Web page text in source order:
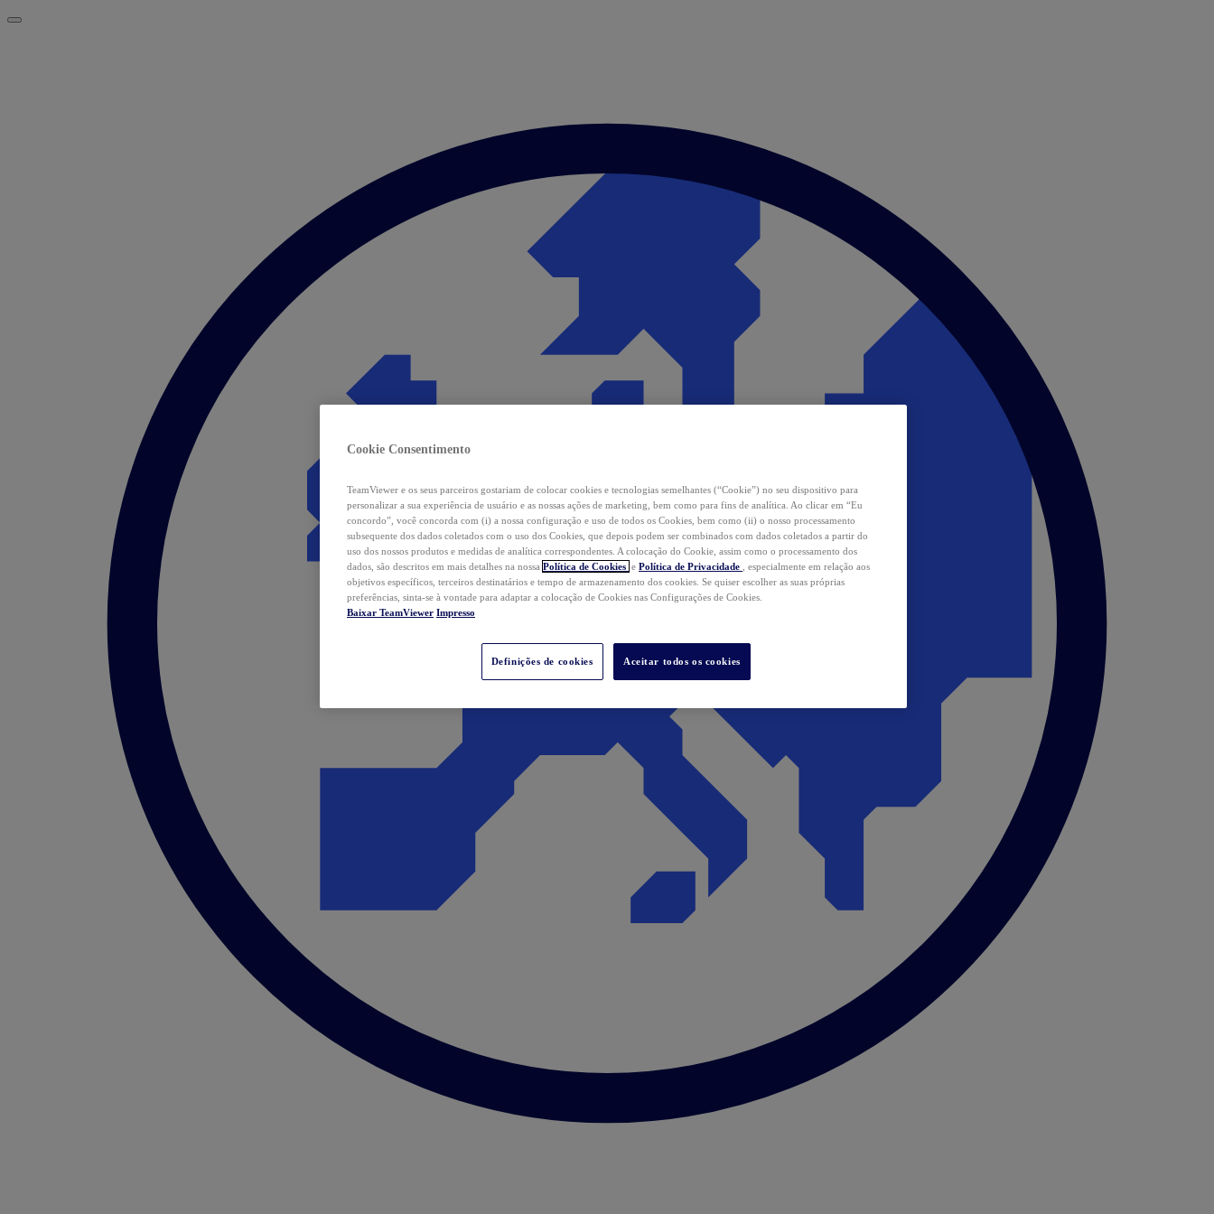
Cookie Consentimento
TeamViewer e os seus parceiros gostariam de colocar cookies e tecnologias semelhantes (“Cookie”) no seu dispositivo para
personalizar a sua experiência de usuário e as nossas ações de marketing, bem como para fins de analítica. Ao clicar em “Eu
concordo”, você concorda com (i) a nossa configuração e uso de todos os Cookies, bem como (ii) o nosso processamento
subsequente dos dados coletados com o uso dos Cookies, que depois podem ser combinados com dados coletados a partir do
uso dos nossos produtos e medidas de analítica correspondentes. A colocação do Cookie, assim como o processamento dos
dados, são descritos em mais detalhes na nossa Política de Cookies e Política de Privacidade
, especialmente em relação aos
objetivos específicos, terceiros destinatários e tempo de armazenamento dos cookies. Se quiser escolher as suas próprias
preferências, sinta-se à vontade para adaptar a colocação de Cookies nas Configurações de Cookies.
Baixar TeamViewer Impresso
Definições de cookies Aceitar todos os cookies